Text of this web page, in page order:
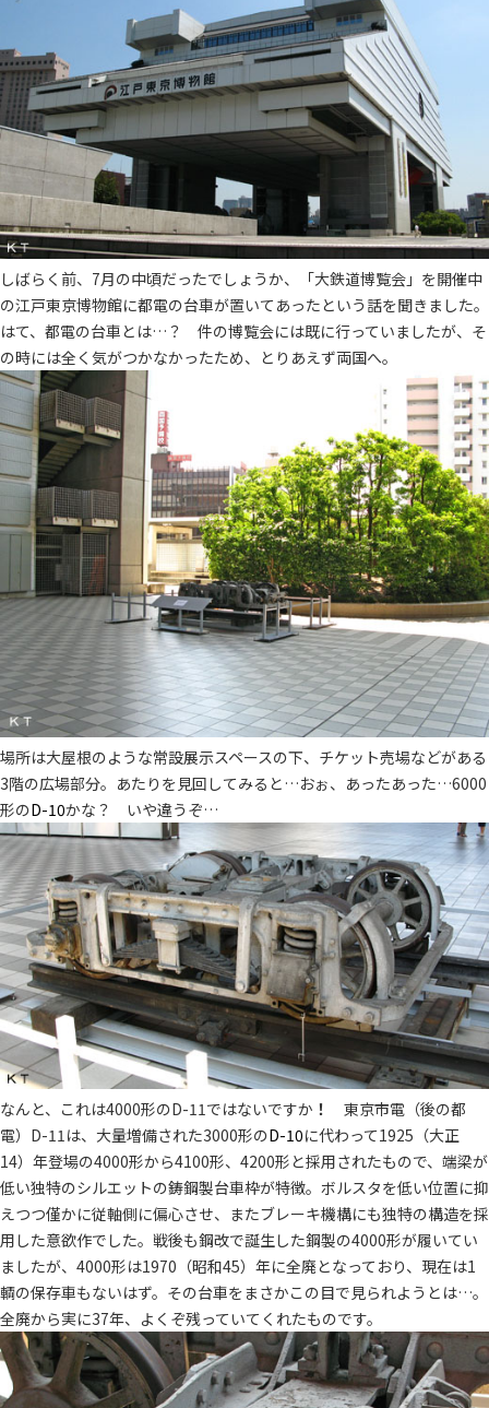
しばらく前、7月の中頃だったでしょうか、「大鉄道博覧会」を開催中
の江戸東京博物館に都電の台車が置いてあったという話を聞きました。
はて、都電の台車とは…？ 件の博覧会には既に行っていましたが、そ
の時には全く気がつかなかったため、とりあえず両国へ。
場所は大屋根のような常設展示スペースの下、チケット売場などがある
3階の広場部分。あたりを見回してみると…おぉ、あったあった…6000
形のD-10かな？ いや違うぞ…
なんと、これは4000形のD-11ではないですか ！
東京市電（後の都
電）D-11は、大量増備された3000形のD-10に代わって1925（大正
14）年登場の4000形から4100形、4200形と採用されたもので、端梁が
低い独特のシルエットの鋳鋼製台車枠が特徴。ボルスタを低い位置に抑
えつつ僅かに従軸側に偏心させ、またブレーキ機構にも独特の構造を採
用した意欲作でした。戦後も鋼改で誕生した鋼製の4000形が履いてい
ましたが、4000形は1970（昭和45）年に全廃となっており、現在は1
輌の保存車もないはず。その台車をまさかこの目で見られようとは…。
全廃から実に37年、よくぞ残っていてくれたものです。